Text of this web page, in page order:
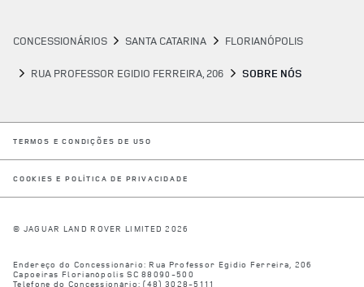
CONCESSIONÁRIOS SANTA CATARINA FLORIANÓPOLIS
RUA PROFESSOR EGIDIO FERREIRA, 206 SOBRE NÓS
TERMOS E CONDIÇÕES DE USO
COOKIES E POLÍTICA DE PRIVACIDADE
© JAGUAR LAND ROVER LIMITED 2026
Endereço do Concessionário:Rua Professor Egidio Ferreira, 206
Capoeiras Florianópolis SC 88090-500
Telefone do Concessionário:(48) 3028-5111